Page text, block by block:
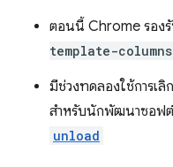
ตอนนี้ Chrome รองรั
template-columns
มีช่วงทดลองใช้การเลิ
สำหรับนักพัฒนาซอฟต์
unload